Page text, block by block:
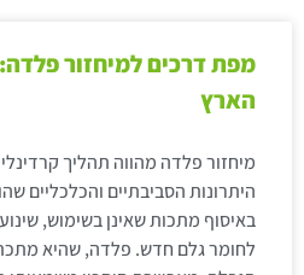
מפת דרכים למיחזור
הארץ
מיחזור פלדה מהווה תהליך
היתרונות הסביבתיים והכלכליים
באיסוף מתכות שאינן בשימוש,
לחומר גלם חדש. פלדה, שהיא